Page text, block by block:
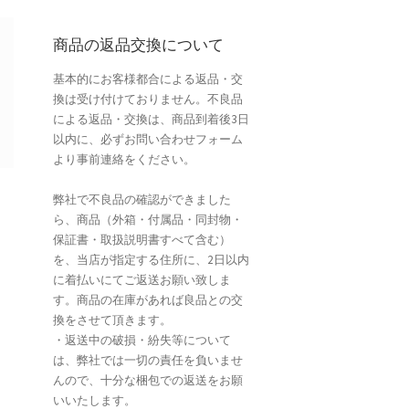
商品の返品交換について
基本的にお客様都合による返品・交
換は受け付けておりません。不良品
による返品・交換は、商品到着後3日
以内に、必ずお問い合わせフォーム
より事前連絡をください。
弊社で不良品の確認ができました
ら、商品（外箱・付属品・同封物・
保証書・取扱説明書すべて含む）
を、当店が指定する住所に、2日以内
に着払いにてご返送お願い致しま
す。商品の在庫があれば良品との交
換をさせて頂きます。
・返送中の破損・紛失等について
は、弊社では一切の責任を負いませ
んので、十分な梱包での返送をお願
いいたします。